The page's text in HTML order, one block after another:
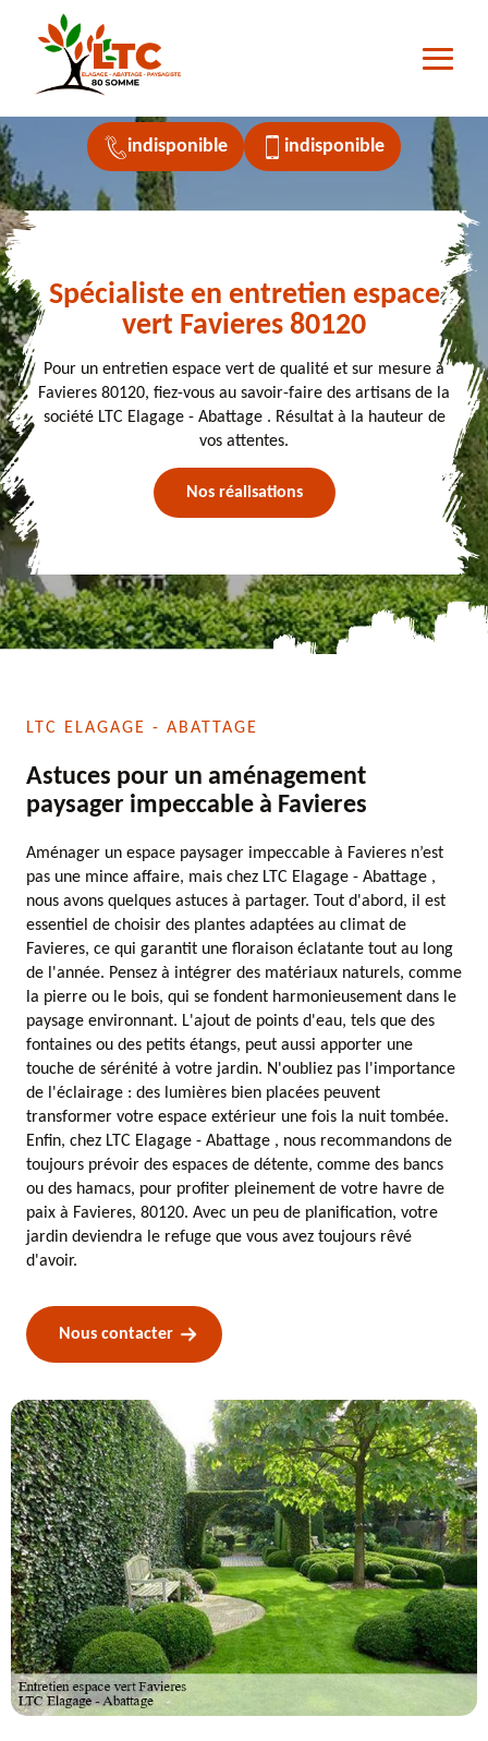
indisponible indisponible
Spécialiste en entretien espace
vert Favieres 80120
Pour un entretien espace vert de qualité et sur mesure à
Favieres 80120, fiez-vous au savoir-faire des artisans de la
société LTC Elagage - Abattage . Résultat à la hauteur de
vos attentes.
Nos réalisations
LTC ELAGAGE - ABATTAGE
Astuces pour un aménagement
paysager impeccable à Favieres
Aménager un espace paysager impeccable à Favieres n’est
pas une mince affaire, mais chez LTC Elagage - Abattage ,
nous avons quelques astuces à partager. Tout d'abord, il est
essentiel de choisir des plantes adaptées au climat de
Favieres, ce qui garantit une floraison éclatante tout au long
de l'année. Pensez à intégrer des matériaux naturels, comme
la pierre ou le bois, qui se fondent harmonieusement dans le
paysage environnant. L'ajout de points d'eau, tels que des
fontaines ou des petits étangs, peut aussi apporter une
touche de sérénité à votre jardin. N'oubliez pas l'importance
de l'éclairage : des lumières bien placées peuvent
transformer votre espace extérieur une fois la nuit tombée.
Enfin, chez LTC Elagage - Abattage , nous recommandons de
toujours prévoir des espaces de détente, comme des bancs
ou des hamacs, pour profiter pleinement de votre havre de
paix à Favieres, 80120. Avec un peu de planification, votre
jardin deviendra le refuge que vous avez toujours rêvé
d'avoir.
Nous contacter